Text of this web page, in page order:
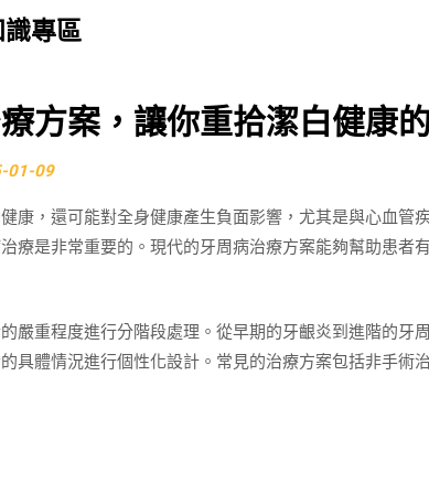
專區
方案，讓你重拾潔白健康
01-09
康，還可能對全身健康產生負面影響，尤其是與心血管
療是非常重要的。現代的牙周病治療方案能夠幫助患者
嚴重程度進行分階段處理。從早期的牙齦炎到進階的牙
具體情況進行個性化設計。常見的治療方案包括非手術